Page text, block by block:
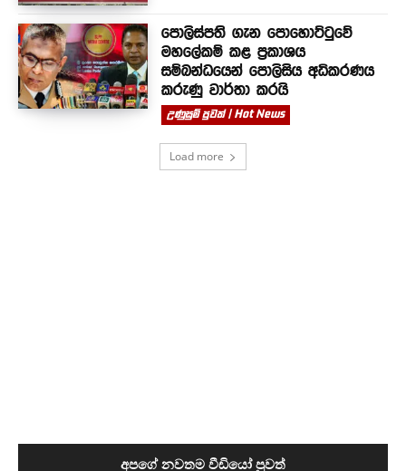
පොලිස්පති ගැන පොහොට්ටුවේ
මහලේකම් කළ ප්‍රකාශය
සම්බන්ධයෙන් පොලිසිය අධිකරණය
කරුණු වාර්තා කරයි
උණුසුම් පුවත් | Hot News
Load more
අපගේ නවතම වීඩියෝ පුවත්